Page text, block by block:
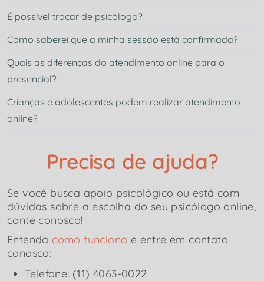
É possível trocar de psicólogo?
Como saberei que a minha sessão está confirmada?
Quais as diferenças do atendimento online para o
presencial?
Crianças e adolescentes podem realizar atendimento
online?
Precisa de ajuda?
Se você busca apoio psicológico ou está com
dúvidas sobre a escolha do seu psicólogo online,
conte conosco!
Entenda como funciona e entre em contato
conosco:
Telefone: (11) 4063-0022